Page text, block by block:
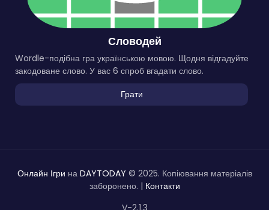
Словодей
Wordle-подібна гра українською мовою. Щодня відгадуйте
закодоване слово. У вас 6 спроб вгадати слово.
Грати
Онлайн Ігри на DAYTODAY © 2025. Копіювання матеріалів
заборонено. | Контакти